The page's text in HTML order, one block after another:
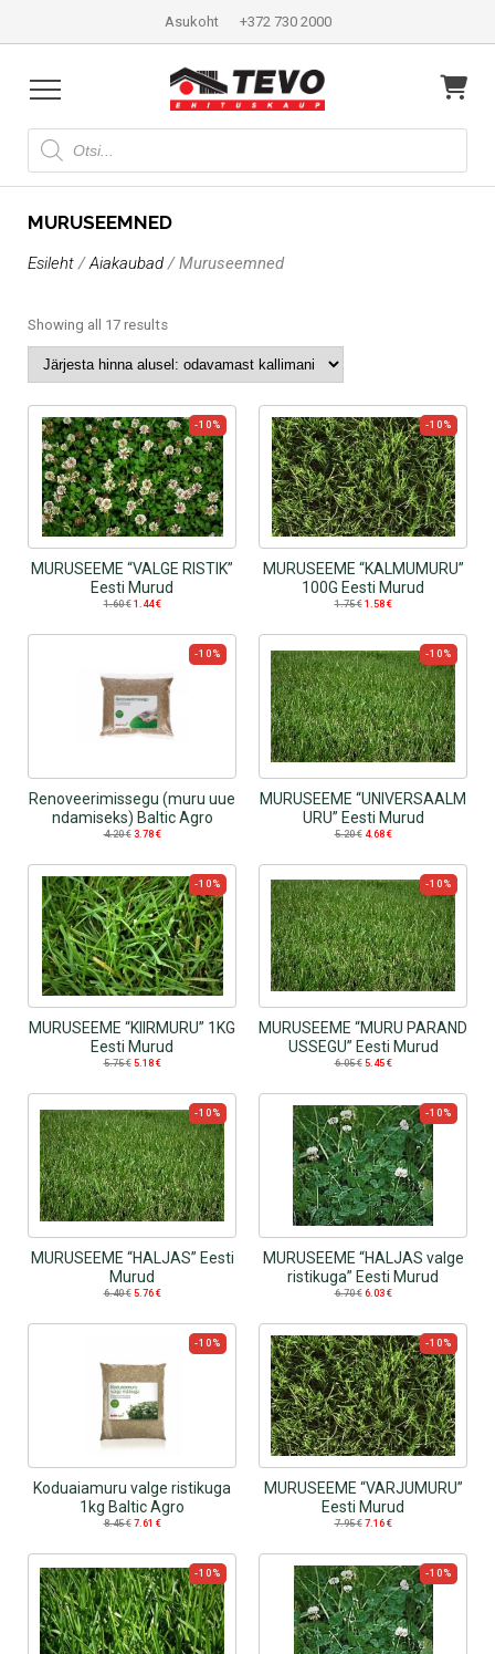
Asukoht +372 730 2000
Products
search
MURUSEEMNED
Esileht/Aiakaubad/ Muruseemned
Showing all 17 resultsSorted
by
price:
low
to
high -10%
MURUSEEME “VALGE RISTIK”
Eesti Murud
1.60€ 1.44€
-10%
MURUSEEME “KALMUMURU”
100G Eesti Murud
1.75€ 1.58 €
-10%
Renoveerimissegu (muru uue
ndamiseks) Baltic Agro
4.20€ 3.78 €
-10%
MURUSEEME “UNIVERSAALM
URU” Eesti Murud
5.20€ 4.68 €
-10%
MURUSEEME “KIIRMURU” 1KG
Eesti Murud
5.75€ 5.18 €
-10%
MURUSEEME “MURU PARAND
USSEGU” Eesti Murud
6.05€ 5.45 €
-10%
MURUSEEME “HALJAS” Eesti
Murud
6.40€ 5.76 €
-10%
MURUSEEME “HALJAS valge
ristikuga” Eesti Murud
6.70€ 6.03 €
-10%
Koduaiamuru valge ristikuga
1kg Baltic Agro
8.45€ 7.61 €
-10%
MURUSEEME “VARJUMURU”
Eesti Murud
7.95€ 7.16 €
-10% -10%